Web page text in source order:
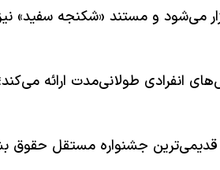
در سینما «مالدا» شهر بارسلونا برگزار می‌شود و
انفرادی طولانی‌مدت ارائه
قدیمی‌ترین جشنواره مستقل